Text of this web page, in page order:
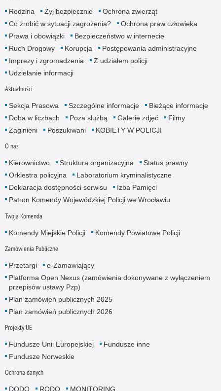
Rodzina Żyj bezpiecznie
Ochrona zwierząt
Co zrobić w sytuacji zagrożenia?
Ochrona praw człowieka
Prawa i obowiązki
Bezpieczeństwo w internecie
Ruch Drogowy
Korupcja
Postępowania administracyjne
Imprezy i zgromadzenia
Z udziałem policji
Udzielanie informacji
Aktualności
Sekcja Prasowa Szczególne informacje
Bieżące informacje
Doba w liczbach
Poza służbą Galerie zdjęć
Filmy
Zaginieni
Poszukiwani KOBIETY W POLICJI
O nas
Kierownictwo Struktura organizacyjna
Status prawny
Orkiestra policyjna
Laboratorium kryminalistyczne
Deklaracja dostępności serwisu
Izba Pamięci
Patron Komendy Wojewódzkiej Policji we Wrocławiu
Twoja Komenda
Komendy Miejskie Policji Komendy Powiatowe Policji
Zamówienia Publiczne
Przetargi
e-Zamawiający
Platforma Open Nexus (zamówienia dokonywane z wyłączeniem
przepisów ustawy Pzp)
Plan zamówień publicznych 2025
Plan zamówień publicznych 2026
Projekty UE
Fundusze Unii Europejskiej
Fundusze inne
Fundusze Norweskie
Ochrona danych
DODO RODO MONITORING